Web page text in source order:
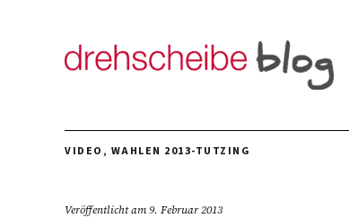
VIDEO, WAHLEN 2013-TUTZING
Veröffentlicht am9. Februar 2013